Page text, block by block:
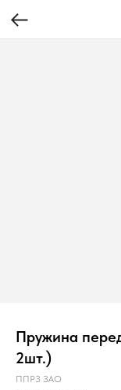
Пружина
2шт.)
ППРЗ ЗАО